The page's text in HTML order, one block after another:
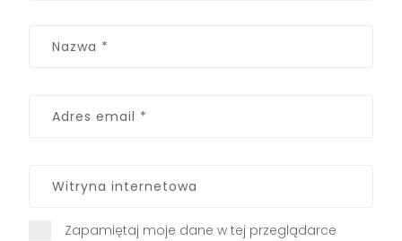
Zapamiętaj moje dane w tej przeglądarce